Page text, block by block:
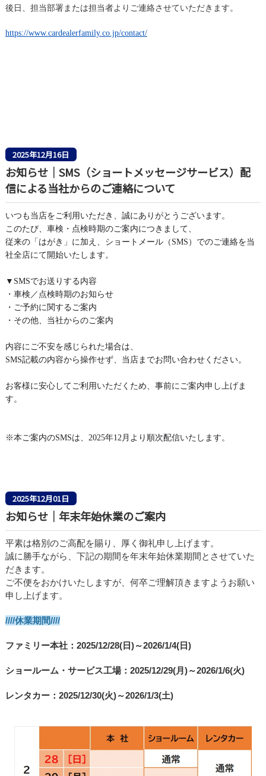
後日、担当部署または担当者よりご連絡させていただきます。
https://www.cardealerfamily.co.jp/contact/
2025年12月16日
お知らせ｜SMS（ショートメッセージサービス）配
信による当社からのご連絡について
いつも当店をご利用いただき、誠にありがとうございます。
このたび、車検・点検時期のご案内につきまして、
従来の「はがき」に加え、 ショートメール（SMS）でのご連絡を当
社全店にて開始いたします。
▼SMSでお送りする内容
・車検／点検時期のお知らせ
・ご予約に関するご案内
・その他、当社からのご案内
内容にご不安を感じられた場合は、
SMS記載の内容から操作せず、当店までお問い合わせください。
お客様に安心してご利用いただくため、 事前にご案内申し上げま
す。
※本ご案内のSMSは、2025年12月より順次配信いたします。
2025年12月01日
お知らせ｜年末年始休業のご案内
平素は格別のご高配を賜り、厚く御礼申し上げます。
誠に勝手ながら、下記の期間を年末年始休業期間とさせていた
だきます。
ご不便をおかけいたしますが、何卒ご理解頂きますようお願い
申し上げます。
////休業期間////
ファミリー本社：2025/12/28(日)～2026/1/4(日)
ショールーム・サービス工場：2025/12/29(月)～2026/1/6(火)
レンタカー：2025/12/30(火)～2026/1/3(土)